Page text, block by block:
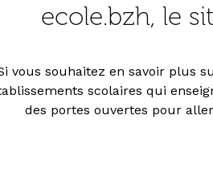
ecole.bzh, le
vous souhaitez en savoir plus
scolaires qui
des portes ouvertes pour